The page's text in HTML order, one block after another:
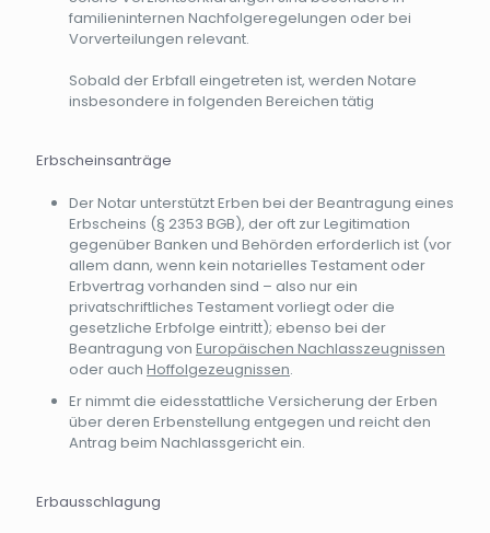
familieninternen Nachfolgeregelungen oder bei
Vorverteilungen relevant.
Sobald der Erbfall eingetreten ist, werden Notare
insbesondere in folgenden Bereichen tätig
Erbscheinsanträge
Der Notar unterstützt Erben bei der Beantragung eines
Erbscheins (§ 2353 BGB), der oft zur Legitimation
gegenüber Banken und Behörden erforderlich ist (vor
allem dann, wenn kein notarielles Testament oder
Erbvertrag vorhanden sind – also nur ein
privatschriftliches Testament vorliegt oder die
gesetzliche Erbfolge eintritt); ebenso bei der
Beantragung von Europäischen Nachlasszeugnissen
oder auch Hoffolgezeugnissen.
Er nimmt die eidesstattliche Versicherung der Erben
über deren Erbenstellung entgegen und reicht den
Antrag beim Nachlassgericht ein.
Erbausschlagung